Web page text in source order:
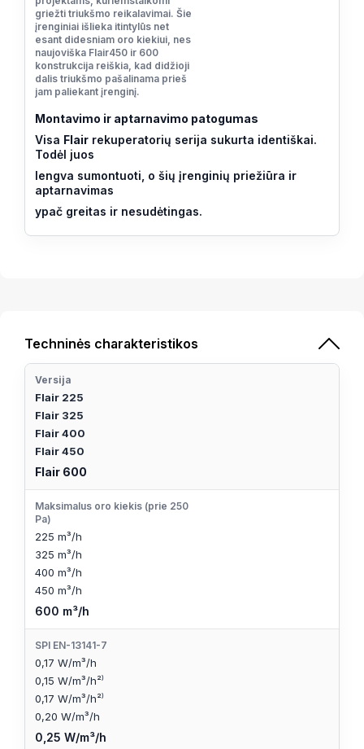
griežti triukšmo reikalavimai. Šie
įrenginiai išlieka itintylūs net
esant didesniam oro kiekiui, nes
naujoviška Flair450 ir 600
konstrukcija reiškia, kad didžioji
dalis triukšmo pašalinama prieš
jam paliekant įrenginį.
Montavimo ir aptarnavimo patogumas
Visa Flair rekuperatorių serija sukurta identiškai.
Todėl juos
lengva sumontuoti, o šių įrenginių priežiūra ir
aptarnavimas
ypač greitas ir nesudėtingas.
Techninės charakteristikos
Versija
Flair 225
Flair 325
Flair 400
Flair 450
Flair 600
Maksimalus oro kiekis (prie 250
Pa)
225 m³/h
325 m³/h
400 m³/h
450 m³/h
600 m³/h
SPI EN-13141-7
0,17 W/m³/h
0,15 W/m³/h²⁾
0,17 W/m³/h²⁾
0,20 W/m³/h
0,25 W/m³/h